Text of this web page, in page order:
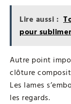
Lire aussi :
pour
Autre point
clôture
Les lames
les regards.